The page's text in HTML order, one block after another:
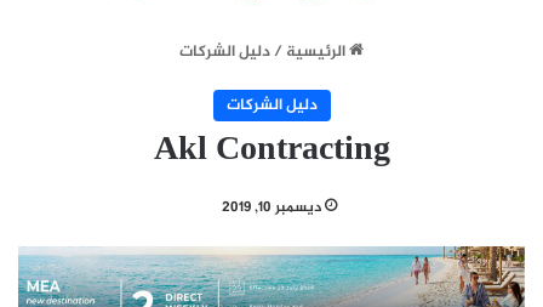
الرئيسية/دليل الشركات
دليل الشركات
Akl Contracting
ديسمبر 10, 2019